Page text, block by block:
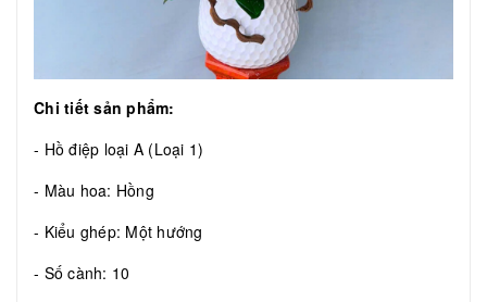
Chi tiết sản phẩm:
- Hồ điệp loại A (Loại 1)
- Màu hoa: Hồng
- Kiểu ghép: Một hướng
- Số cành: 10